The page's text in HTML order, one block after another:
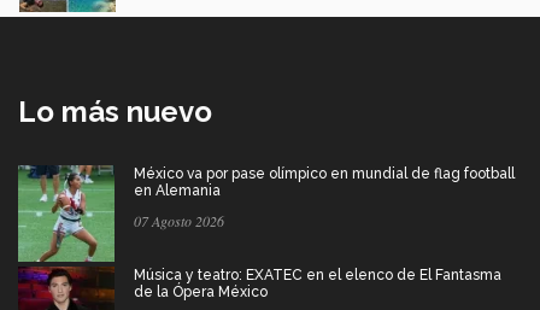
Lo más nuevo
México va por pase olímpico en mundial de flag football
en Alemania
07 Agosto 2026
Música y teatro: EXATEC en el elenco de El Fantasma
de la Ópera México